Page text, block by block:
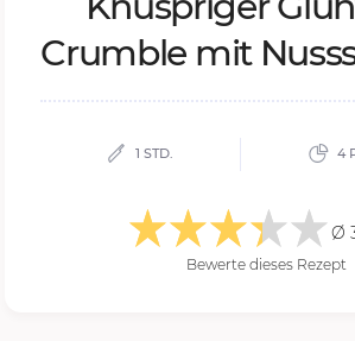
Crum­ble mit
1 STD. 4
Ø
Bewerte dieses Rezept